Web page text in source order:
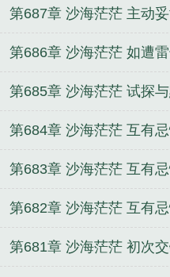
己
女人的修养比成功更
罗丽水默之星辰大海
金口才操纵术 末世还来
帝退婚，获得无敌领域
心
盗墓：我的神明竟
用
小时候救的校花，长
手是牧师
第687章 沙海茫茫 主动
第686章 沙海茫茫 如遭
第685章 沙海茫茫 试探
第684章 沙海茫茫 互有
第683章 沙海茫茫 互有
第682章 沙海茫茫 互有
第681章 沙海茫茫 初次